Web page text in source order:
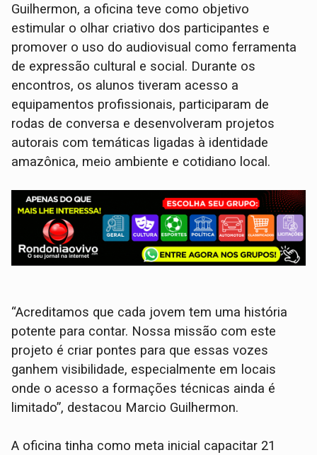
Guilhermon, a oficina teve como objetivo
estimular o olhar criativo dos participantes e
promover o uso do audiovisual como ferramenta
de expressão cultural e social. Durante os
encontros, os alunos tiveram acesso a
equipamentos profissionais, participaram de
rodas de conversa e desenvolveram projetos
autorais com temáticas ligadas à identidade
amazônica, meio ambiente e cotidiano local.
“Acreditamos que cada jovem tem uma história
potente para contar. Nossa missão com este
projeto é criar pontes para que essas vozes
ganhem visibilidade, especialmente em locais
onde o acesso a formações técnicas ainda é
limitado”, destacou Marcio Guilhermon.
A oficina tinha como meta inicial capacitar 21